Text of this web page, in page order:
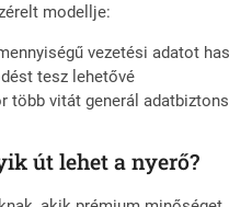
modellje:
vezetési adatot
tesz lehetővé
több vitát generál
út lehet a nyerő?